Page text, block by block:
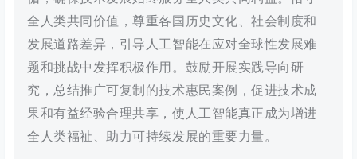
全人类共同价值，尊重各国历史文化、社会制度和
发展道路差异，引导人工智能在应对全球性发展难
题和挑战中发挥积极作用。鼓励开展实践导向研
究，总结推广可复制的技术惠民案例，促进技术成
果和有益经验合理共享，使人工智能真正成为增进
全人类福祉、助力可持续发展的重要力量。